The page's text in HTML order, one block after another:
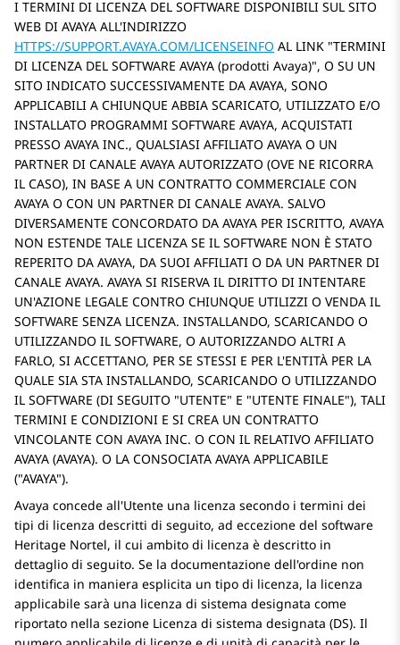
I TERMINI DI LICENZA DEL SOFTWARE DISPONIBILI SUL SITO
WEB DI AVAYA ALL'INDIRIZZO
HTTPS://SUPPORT.AVAYA.COM/LICENSEINFO AL LINK TERMINI
DI LICENZA DEL SOFTWARE AVAYA (prodotti Avaya) , O SU UN
SITO INDICATO SUCCESSIVAMENTE DA AVAYA, SONO
APPLICABILI A CHIUNQUE ABBIA SCARICATO, UTILIZZATO E/O
INSTALLATO PROGRAMMI SOFTWARE AVAYA, ACQUISTATI
PRESSO AVAYA INC., QUALSIASI AFFILIATO AVAYA O UN
PARTNER DI CANALE AVAYA AUTORIZZATO (OVE NE RICORRA
IL CASO), IN BASE A UN CONTRATTO COMMERCIALE CON
AVAYA O CON UN PARTNER DI CANALE AVAYA. SALVO
DIVERSAMENTE CONCORDATO DA AVAYA PER ISCRITTO, AVAYA
NON ESTENDE TALE LICENZA SE IL SOFTWARE NON È STATO
REPERITO DA AVAYA, DA SUOI AFFILIATI O DA UN PARTNER DI
CANALE AVAYA. AVAYA SI RISERVA IL DIRITTO DI INTENTARE
UN'AZIONE LEGALE CONTRO CHIUNQUE UTILIZZI O VENDA IL
SOFTWARE SENZA LICENZA. INSTALLANDO, SCARICANDO O
UTILIZZANDO IL SOFTWARE, O AUTORIZZANDO ALTRI A
FARLO, SI ACCETTANO, PER SE STESSI E PER L'ENTITÀ PER LA
QUALE SIA STA INSTALLANDO, SCARICANDO O UTILIZZANDO
IL SOFTWARE (DI SEGUITO
UTENTE E UTENTE FINALE ), TALI
TERMINI E CONDIZIONI E SI CREA UN CONTRATTO
VINCOLANTE CON AVAYA INC. O CON IL RELATIVO AFFILIATO
AVAYA (AVAYA). O LA CONSOCIATA AVAYA APPLICABILE
( AVAYA ).
Avaya concede all'Utente una licenza secondo i termini dei
tipi di licenza descritti di seguito, ad eccezione del software
Heritage Nortel, il cui ambito di licenza è descritto in
dettaglio di seguito. Se la documentazione dell'ordine non
identifica in maniera esplicita un tipo di licenza, la licenza
applicabile sarà una licenza di sistema designata come
riportato nella sezione Licenza di sistema designata (DS). Il